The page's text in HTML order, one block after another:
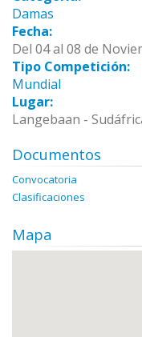
Damas
Fecha:
Del 04 al 08 de
Tipo Competición:
Mundial
Lugar:
Langebaan -
Documentos
Convocatoria
Clasificaciones
Mapa